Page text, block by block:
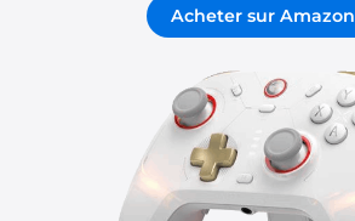
Acheter sur Amazon